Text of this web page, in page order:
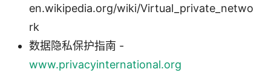
en.wikipedia.org/wiki/Virtual_private_netwo
rk
数据隐私保护指南 -
www.privacyinternational.org